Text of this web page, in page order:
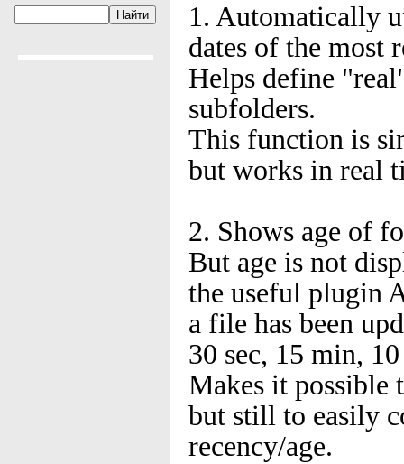
1. Automatically
dates of the most
Helps define
subfolders.
This function is
but works in real
2. Shows age of
But age is not
the useful plugin
a file has been
30 sec, 15 min,
Makes it possible
but still to easily
recency/age.